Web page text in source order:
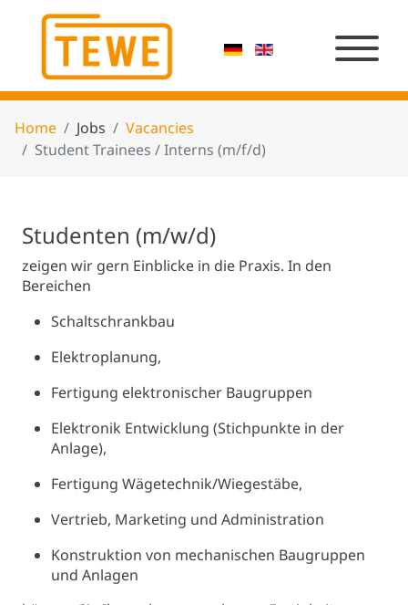
Home Jobs
Vacancies
Student Trainees / Interns (m/f/d)
Studenten (m/w/d)
zeigen wir gern Einblicke in die Praxis. In den
Bereichen
Schaltschrankbau
Elektroplanung,
Fertigung elektronischer Baugruppen
Elektronik Entwicklung (Stichpunkte in der
Anlage),
Fertigung Wägetechnik/Wiegestäbe,
Vertrieb, Marketing und Administration
Konstruktion von mechanischen Baugruppen
und Anlagen